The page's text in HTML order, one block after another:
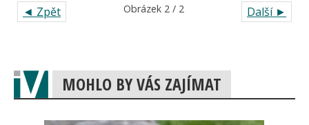
◄ Zpět Další ►
Obrázek 2 / 2
MOHLO BY VÁS ZAJÍMAT